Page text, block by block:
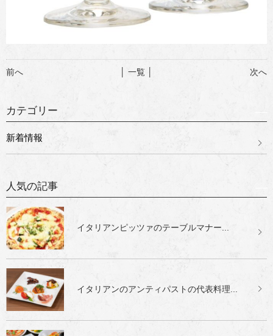
前へ 次へ
│ 一覧 │
カテゴリー
新着情報
人気の記事
イタリアンピッツァのテーブルマナー...
イタリアンのアンティパストの代表料理...